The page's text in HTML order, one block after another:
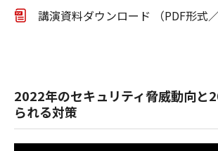
講演資料ダウンロード （PDF形式
2022年のセキュリティ脅威動向と
られる対策